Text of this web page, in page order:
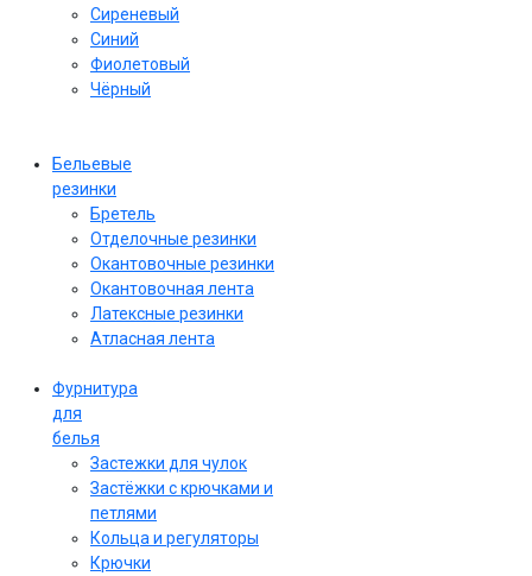
Сиреневый
Cиний
Фиолетовый
Чёрный
Бельевые
резинки
Бретель
Отделочные резинки
Окантовочные резинки
Окантовочная лента
Латексные резинки
Атласная лента
Фурнитура
для
белья
Застежки для чулок
Застёжки с крючками и
петлями
Кольца и регуляторы
Крючки